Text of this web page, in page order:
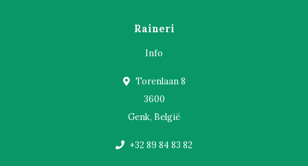
Raineri
Info
Torenlaan 8
3600
Genk, België
+32 89 84 83 82